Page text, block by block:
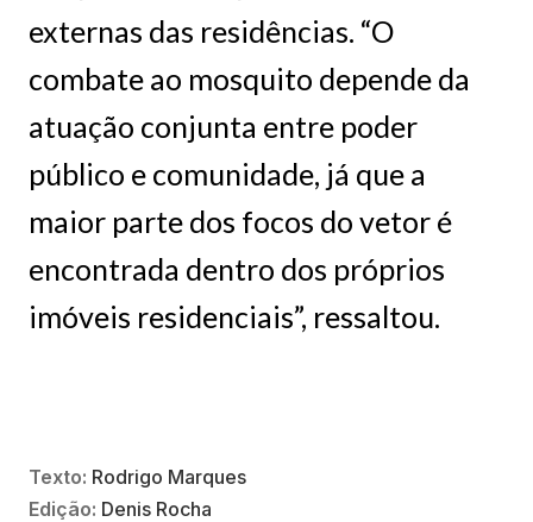
externas das residências. “O
combate ao mosquito depende da
atuação conjunta entre poder
público e comunidade, já que a
maior parte dos focos do vetor é
encontrada dentro dos próprios
imóveis residenciais”, ressaltou.
Texto: Rodrigo Marques
Edição: Denis Rocha